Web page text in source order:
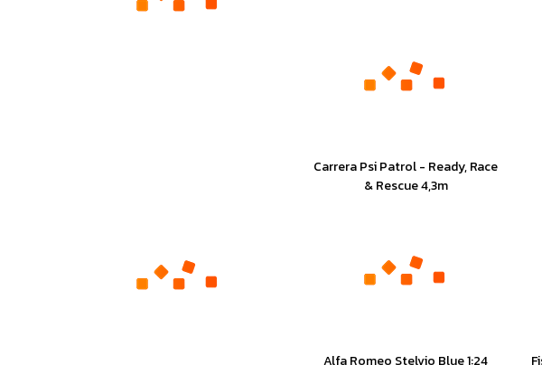
Carrera Psi Patrol - Ready, Race
& Rescue 4,3m
Alfa Romeo Stelvio Blue 1:24